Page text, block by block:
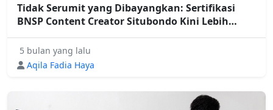
Tidak Serumit yang Dibayangkan: Sertifikasi
BNSP Content Creator Situbondo Kini Lebih
Fleksibel dan Mudah Diakses
5 bulan yang lalu
Aqila Fadia Haya